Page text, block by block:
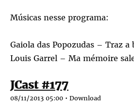
Músicas nesse programa:
Gaiola das Popozudas – Traz a
Louis Garrel – Ma mémoire
JCast #177
08/11/2013 05:00 • Download